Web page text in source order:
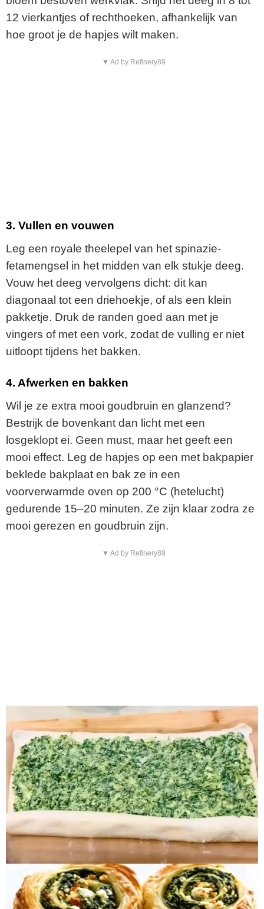
12 vierkantjes of rechthoeken, afhankelijk van
hoe groot je de hapjes wilt maken.
▼ Ad by Refinery89
3. Vullen en vouwen
Leg een royale theelepel van het spinazie-
fetamengsel in het midden van elk stukje deeg.
Vouw het deeg vervolgens dicht: dit kan
diagonaal tot een driehoekje, of als een klein
pakketje. Druk de randen goed aan met je
vingers of met een vork, zodat de vulling er niet
uitloopt tijdens het bakken.
4. Afwerken en bakken
Wil je ze extra mooi goudbruin en glanzend?
Bestrijk de bovenkant dan licht met een
losgeklopt ei. Geen must, maar het geeft een
mooi effect. Leg de hapjes op een met bakpapier
beklede bakplaat en bak ze in een
voorverwarmde oven op 200 °C (hetelucht)
gedurende 15–20 minuten. Ze zijn klaar zodra ze
mooi gerezen en goudbruin zijn.
▼ Ad by Refinery89